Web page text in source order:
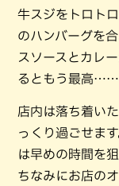
牛スジをトロト
のハンバーグを
スソースとカレ
るともう最高……
店内は落ち着い
っくり過ごせま
は早めの時間を
ちなみにお店の